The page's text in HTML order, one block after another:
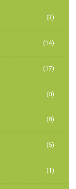
(3)
(14)
(17)
(0)
(8)
(5)
(1)